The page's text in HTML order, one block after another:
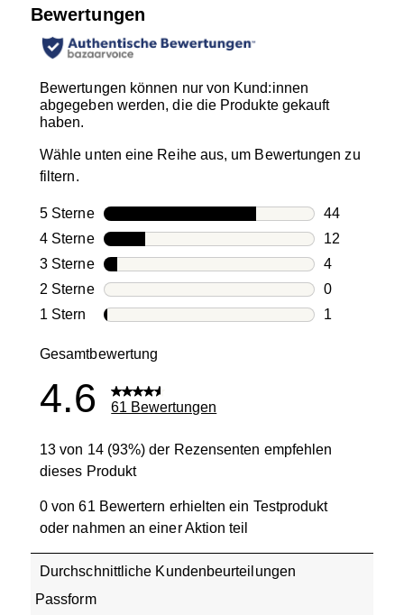
Bewertungen
Bewertungen können nur von Kund:innen
abgegeben werden, die die Produkte gekauft
haben.
Wähle unten eine Reihe aus, um Bewertungen zu
filtern.
5 SterneSterne
44
44
4 SterneSterne
12
12
3 SterneSterne
4
4
2 SterneSterne
0
0
1 Stern Sterne
1
Gesamtbewertung
4.6 61 Bewertungen
13 von 14 (93%) der Rezensenten empfehlen
dieses Produkt
0 von 61 Bewertern erhielten ein Testprodukt
oder nahmen an einer Aktion teil
Durchschnittliche Kundenbeurteilungen
Passform